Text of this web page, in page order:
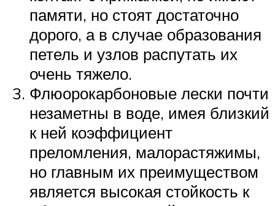
памяти, но стоят достаточно
дорого, а в случае образования
петель и узлов распутать их
очень тяжело.
Флюорокарбоновые лески почти
незаметны в воде, имея близкий
к ней коэффициент
преломления, малорастяжимы,
но главным их преимуществом
является высокая стойкость к